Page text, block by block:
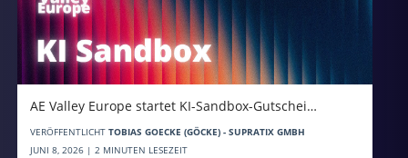
AE Valley Europe startet KI-Sandbox-Gutschei…
VERÖFFENTLICHT TOBIAS GOECKE (GÖCKE) - SUPRATIX GMBH
JUNI 8, 2026 | 2 MINUTEN LESEZEIT